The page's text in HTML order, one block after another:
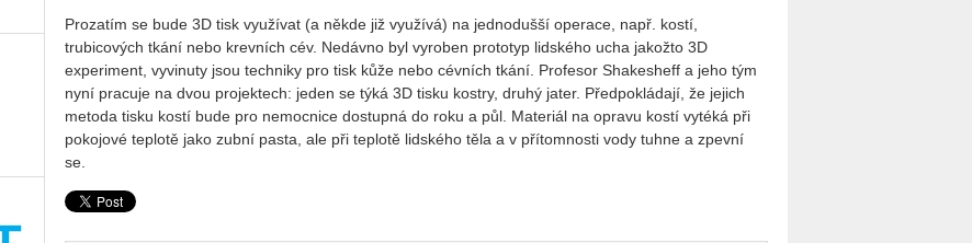
Prozatím se bude 3D tisk využívat (a někde již využívá) na jednodušší operace, např. kostí,
trubicových tkání nebo krevních cév. Nedávno byl vyroben prototyp lidského ucha jakožto 3D
experiment, vyvinuty jsou techniky pro tisk kůže nebo cévních tkání. Profesor Shakesheff a jeho tým
nyní pracuje na dvou projektech: jeden se týká 3D tisku kostry, druhý jater. Předpokládají, že jejich
metoda tisku kostí bude pro nemocnice dostupná do roku a půl. Materiál na opravu kostí vytéká při
pokojové teplotě jako zubní pasta, ale při teplotě lidského těla a v přítomnosti vody tuhne a zpevní
se.